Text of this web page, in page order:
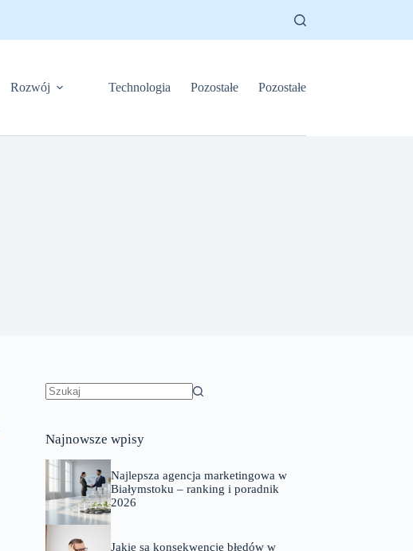
Rozwój Technologia Pozostałe Pozostałe
Najnowsze wpisy
Najlepsza agencja marketingowa w
Białymstoku – ranking i poradnik
2026
Jakie są konsekwencje błędów w